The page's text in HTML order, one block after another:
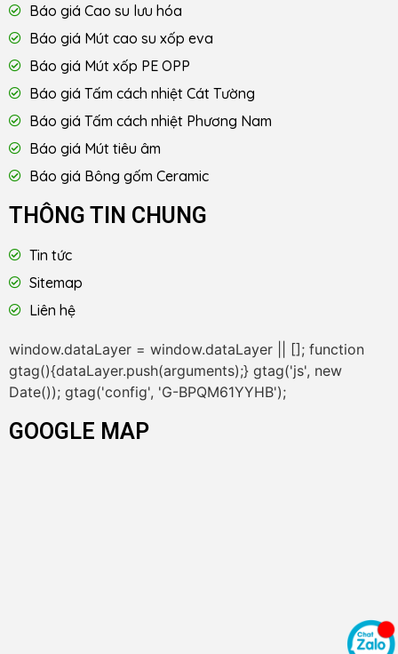
Báo giá Cao su lưu hóa
Báo giá Mút cao su xốp eva
Báo giá Mút xốp PE OPP
Báo giá Tấm cách nhiệt Cát Tường
Báo giá Tấm cách nhiệt Phương Nam
Báo giá Mút tiêu âm
Báo giá Bông gốm Ceramic
THÔNG TIN CHUNG
Tin tức
Sitemap
Liên hệ
window.dataLayer = window.dataLayer || []; function
gtag(){dataLayer.push(arguments);} gtag('js', new
Date()); gtag('config', 'G-BPQM61YYHB');
GOOGLE MAP